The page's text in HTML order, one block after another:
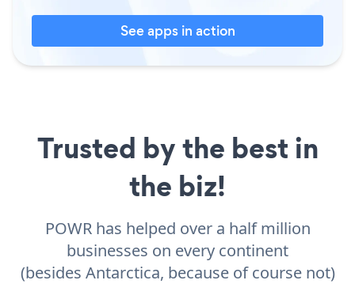
See apps in action
Trusted by the best in
the biz!
POWR has helped over a half million
businesses on every continent
(besides Antarctica, because of course not)